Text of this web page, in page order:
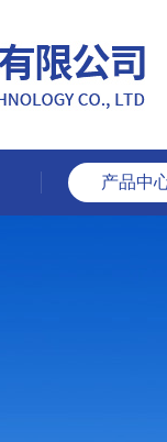
产品中